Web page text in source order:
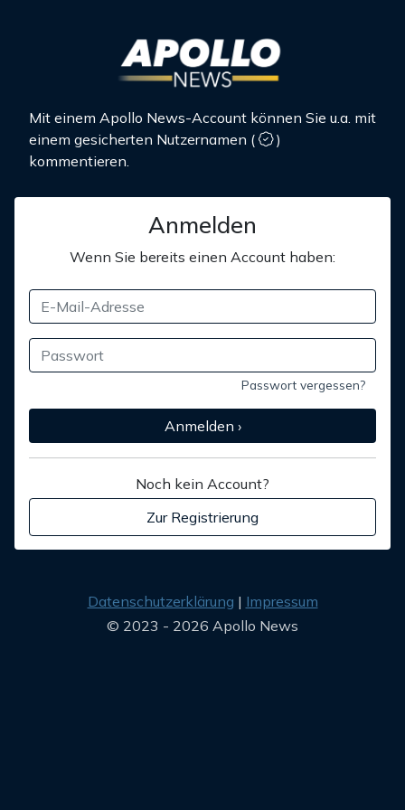
Mit einem Apollo News-Account können Sie u.a. mit
einem gesicherten Nutzernamen (
)
kommentieren.
Anmelden
Wenn Sie bereits einen Account haben:
Passwort vergessen?
Anmelden ›
Noch kein Account?
Zur Registrierung
Datenschutzerklärung
Impressum
© 2023 - 2026 Apollo News